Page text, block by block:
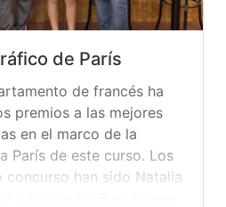
de París
de francés ha
premios a las mejores
en el marco de la
París de este curso. Los
concurso han sido Natalia